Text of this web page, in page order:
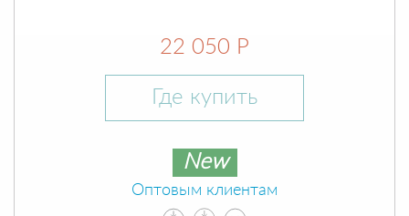
22 050 Р
Где купить
New
Оптовым клиентам